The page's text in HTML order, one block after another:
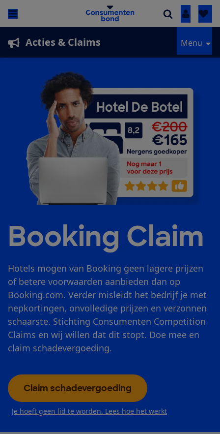
Inloggen
Acties & Claims Menu
Booking Claim
Hotels mogen van Booking geen lagere prijzen
of betere voorwaarden aanbieden dan op
Booking.com. Verder misleidt het bedrijf je met
nepkortingen, onvolledige prijzen en verzonnen
schaarste. Stichting Consumenten Competition
Claims en wij willen dat dit stopt. Doe mee en
claim schadevergoeding.
Claim schadevergoeding
Je hoeft geen lid te worden. Lees hoe het werkt